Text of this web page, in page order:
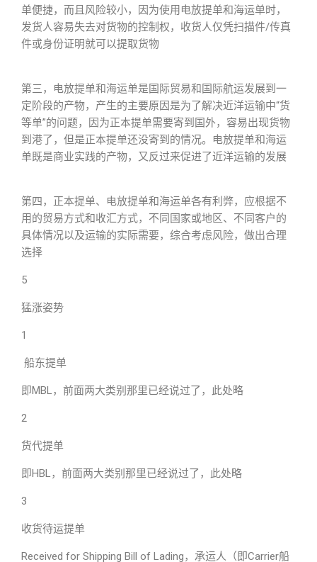
单便捷，而且风险较小，因为使用电放提单和海运单时，
发货人容易失去对货物的控制权，收货人仅凭扫描件/传真
件或身份证明就可以提取货物
第三，电放提单和海运单是国际贸易和国际航运发展到一
定阶段的产物，产生的主要原因是为了解决近洋运输中“货
等单”的问题，因为正本提单需要寄到国外，容易出现货物
到港了，但是正本提单还没寄到的情况。电放提单和海运
单既是商业实践的产物，又反过来促进了近洋运输的发展
第四，正本提单、电放提单和海运单各有利弊，应根据不
用的贸易方式和收汇方式，不同国家或地区、不同客户的
具体情况以及运输的实际需要，综合考虑风险，做出合理
选择
5
猛涨姿势
1
船东提单
即MBL，前面两大类别那里已经说过了，此处略
2
货代提单
即HBL，前面两大类别那里已经说过了，此处略
3
收货待运提单
Received for Shipping Bill of Lading，承运人（即Carrier船